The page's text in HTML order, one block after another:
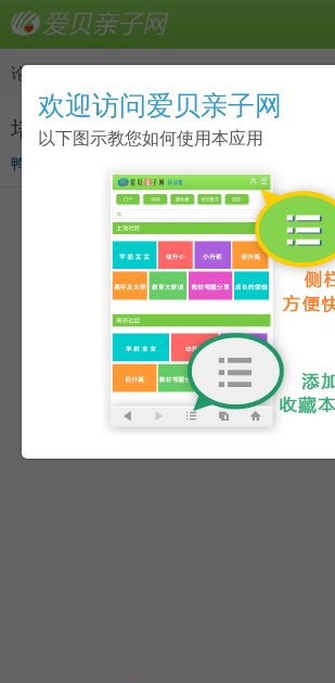
论坛
培训机构好一些还是家长在家带着
鸭梨山大
欢迎访问爱贝亲子网
以下图示教您如何使用本应用